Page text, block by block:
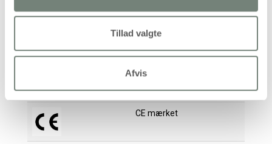
Tillad valgte
Afvis
anbefales - rækker til 1-2 m²
På lager: 819 stk
A mærket
CE mærket